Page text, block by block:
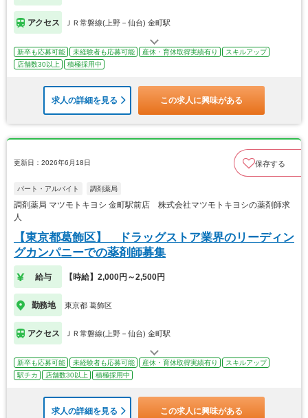
アクセス ＪＲ常磐線(上野－仙台) 金町駅
新卒も応募可能 未経験者も応募可能 産休・育休取得実績有り
スキルアップ
店舗数30以上
積極採用中
求人の詳細を見る この求人に興味がある
更新日：2026年6月18日 保存する
パート・アルバイト 調剤薬局
調剤薬局 マツモトキヨシ 金町駅前店 株式会社マツモトキヨシの薬剤師求
人
【東京都葛飾区】 ドラッグストア業界のリーディン
グカンパニーでの薬剤師募集
給与 【時給】2,000円～2,500円
勤務地 東京都 葛飾区
アクセス ＪＲ常磐線(上野－仙台) 金町駅
新卒も応募可能 未経験者も応募可能 産休・育休取得実績有り
スキルアップ
駅チカ
店舗数30以上 積極採用中
求人の詳細を見る この求人に興味がある